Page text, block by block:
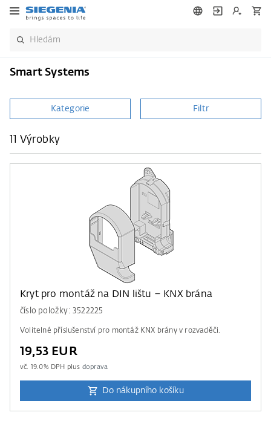
Smart Systems
Kategorie Filtr
11 Výrobky
Kryt pro montáž na DIN lištu – KNX brána
číslo položky: 3522225
Volitelné příslušenství pro montáž KNX brány v rozvaděči.
19,53 EUR
vč. 19.0% DPH plus doprava
Do nákupního košíku